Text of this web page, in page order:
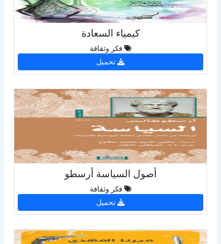
كيمياء السعادة
فكر وثقافة
تحميل
أصول السياسة أرسطو
فكر وثقافة
تحميل